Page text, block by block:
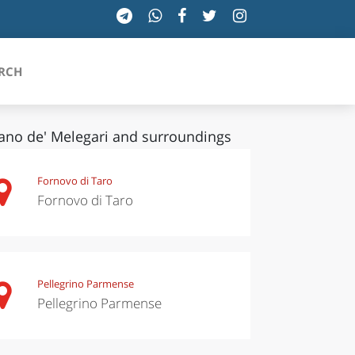
TOSCANA
VALLE D'AOSTA
de' Melegari and surroundings
Fornovo di Taro
Fornovo di Taro
Pellegrino Parmense
Pellegrino Parmense